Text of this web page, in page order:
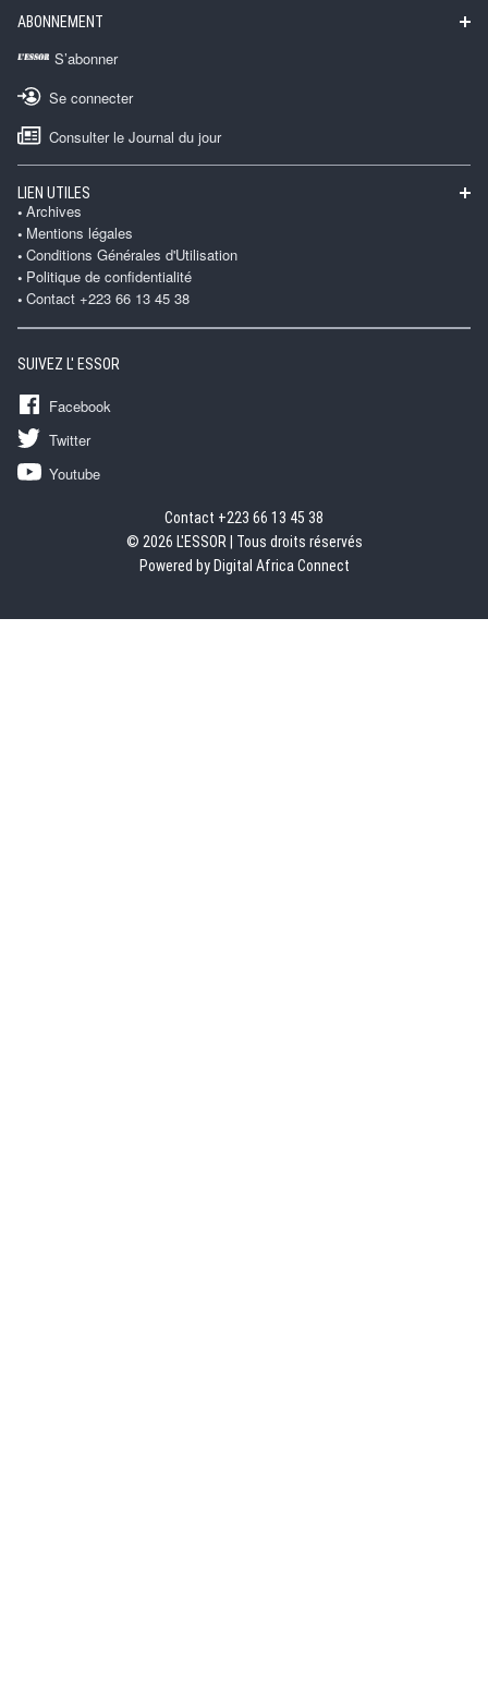
ABONNEMENT
S’abonner
Se connecter
Consulter le Journal du jour
LIEN UTILES
Archives
Mentions légales
Conditions Générales d'Utilisation
Politique de confidentialité
Contact +223 66 13 45 38
SUIVEZ L' ESSOR
Facebook
Twitter
Youtube
Contact +223 66 13 45 38
© 2026 L'ESSOR | Tous droits réservés
Powered by Digital Africa Connect